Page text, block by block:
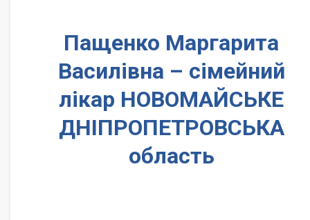
Пащенко Маргарита
Василівна – сімейний
лікар НОВОМАЙСЬКЕ
ДНІПРОПЕТРОВСЬКА
область